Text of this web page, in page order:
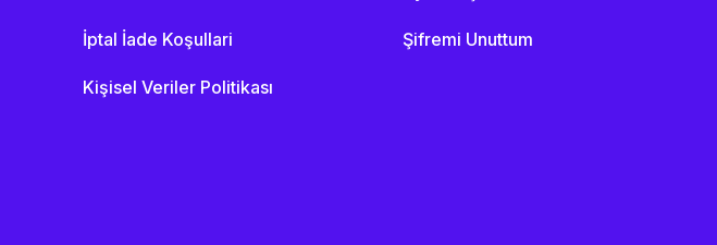
İptal İade Koşullari
Kişisel Veriler Politikası
Şifremi Unuttum